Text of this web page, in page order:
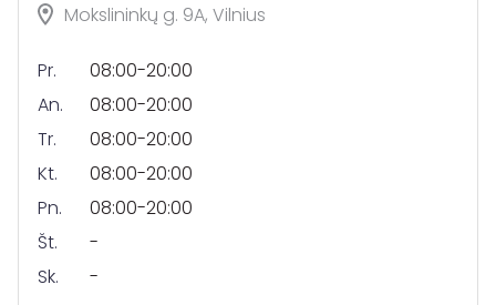
Mokslininkų g. 9A, Vilnius
Pr.
08:00-20:00
An.
08:00-20:00
Tr.
08:00-20:00
Kt.
08:00-20:00
Pn.
08:00-20:00
Št.
-
Sk.
-